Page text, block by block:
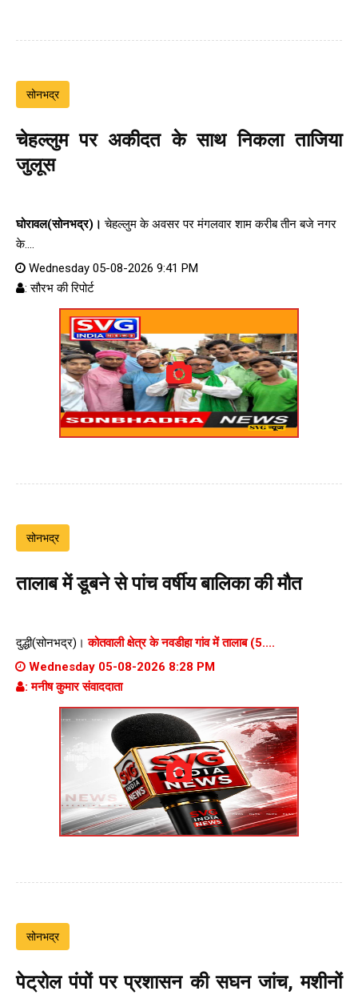
सोनभद्र
चेहल्लुम पर अकीदत के साथ निकला ताजिया
जुलूस
घोरावल(सोनभद्र)। चेहल्लुम के अवसर पर मंगलवार शाम करीब तीन बजे नगर
के....
Wednesday 05-08-2026 9:41 PM
: सौरभ की रिपोर्ट
सोनभद्र
तालाब में डूबने से पांच वर्षीय बालिका की मौत
दुद्धी(सोनभद्र)।कोतवाली क्षेत्र के नवडीहा गांव में तालाब (5....
Wednesday 05-08-2026 8:28 PM
: मनीष कुमार संवाददाता
सोनभद्र
पेट्रोल पंपों पर प्रशासन की सघन जांच, मशीनों